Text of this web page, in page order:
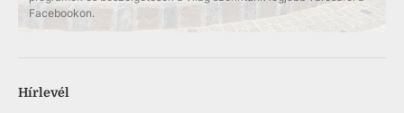
Facebookon.
Hírlevél